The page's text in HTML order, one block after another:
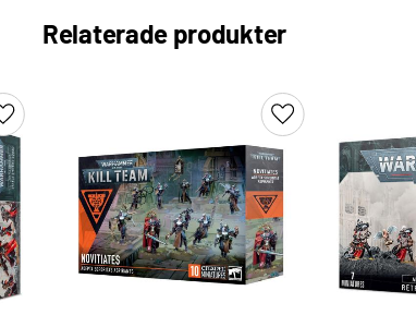
Relaterade produkter
Lägg till i favoriter Lägg till i favoriter